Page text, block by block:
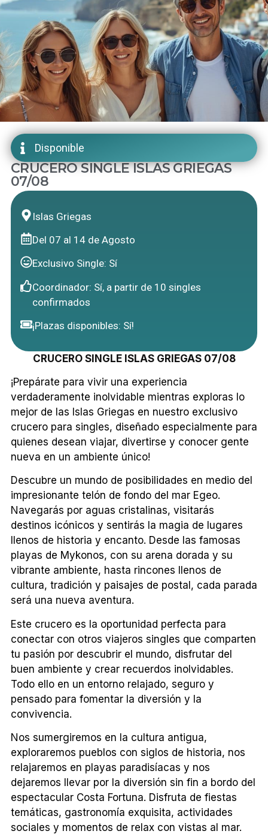
Disponible
CRUCERO SINGLE ISLAS GRIEGAS
07/08
Islas Griegas
Del 07 al 14 de Agosto
Exclusivo Single: Sí
Coordinador: Sí, a partir de 10 singles
confirmados
¡Plazas disponibles: Sí!
CRUCERO SINGLE ISLAS GRIEGAS 07/08
¡Prepárate para vivir una experiencia
verdaderamente inolvidable mientras exploras lo
mejor de las Islas Griegas en nuestro exclusivo
crucero para singles, diseñado especialmente para
quienes desean viajar, divertirse y conocer gente
nueva en un ambiente único!
Descubre un mundo de posibilidades en medio del
impresionante telón de fondo del mar Egeo.
Navegarás por aguas cristalinas, visitarás
destinos icónicos y sentirás la magia de lugares
llenos de historia y encanto. Desde las famosas
playas de Mykonos, con su arena dorada y su
vibrante ambiente, hasta rincones llenos de
cultura, tradición y paisajes de postal, cada parada
será una nueva aventura.
Este crucero es la oportunidad perfecta para
conectar con otros viajeros singles que comparten
tu pasión por descubrir el mundo, disfrutar del
buen ambiente y crear recuerdos inolvidables.
Todo ello en un entorno relajado, seguro y
pensado para fomentar la diversión y la
convivencia.
Nos sumergiremos en la cultura antigua,
exploraremos pueblos con siglos de historia, nos
relajaremos en playas paradisíacas y nos
dejaremos llevar por la diversión sin fin a bordo del
espectacular Costa Fortuna. Disfruta de fiestas
temáticas, gastronomía exquisita, actividades
sociales y momentos de relax con vistas al mar.